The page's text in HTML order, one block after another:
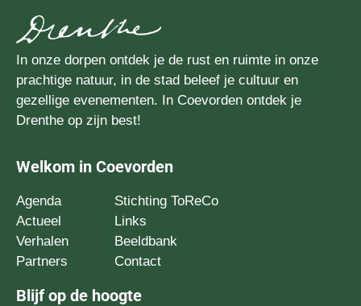
In onze dorpen ontdek je de rust en ruimte in onze
prachtige natuur, in de stad beleef je cultuur en
gezellige evenementen. In Coevorden ontdek je
Drenthe op zijn best!
Welkom in Coevorden
Agenda
Actueel
Verhalen
Partners
Stichting ToReCo
Links
Beeldbank
Contact
Blijf op de hoogte